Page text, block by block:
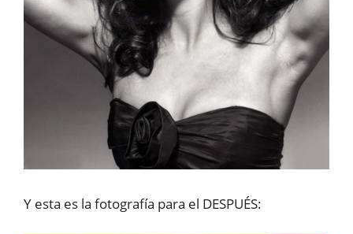
Y esta es la fotografía para el DESPUÉS: